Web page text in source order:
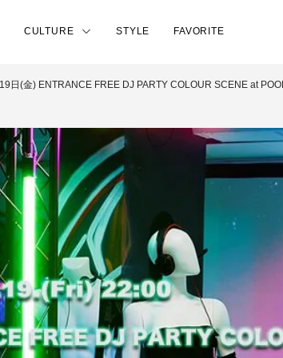
CULTURE STYLE FAVORITE
日(金) ENTRANCE FREE DJ PARTY COLOUR SCENE at